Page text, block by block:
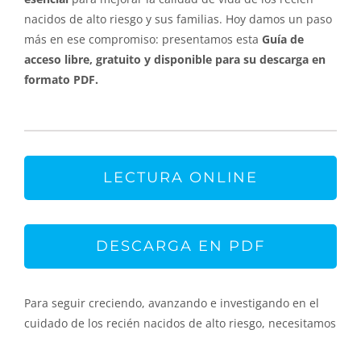
nacidos de alto riesgo y sus familias. Hoy damos un paso
más en ese compromiso: presentamos esta Guía de
acceso libre, gratuito y disponible para su descarga en
formato PDF.
LECTURA ONLINE
DESCARGA EN PDF
Para seguir creciendo, avanzando e investigando en el
cuidado de los recién nacidos de alto riesgo, necesitamos